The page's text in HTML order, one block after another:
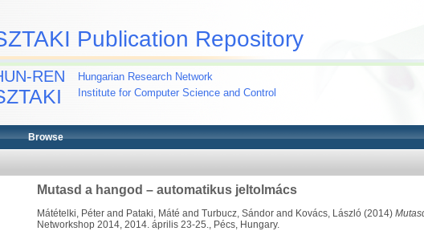
Publication Repository
REN
Hungarian Research Network
Institute for Computer Science and Control
Browse
Mutasd a hangod – automatikus jeltolmács
Mátételki, Péter and Pataki, Máté and Turbucz, Sándor and Kovács, László (2014)
Networkshop 2014, 2014. április 23-25., Pécs, Hungary.